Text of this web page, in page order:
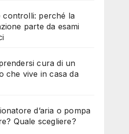
controlli: perché la
parte da esami
cura di un
che vive in casa da
d’aria o pompa
Quale scegliere?